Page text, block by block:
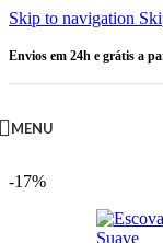
Skip to navigation
Envios em 24h e grátis a
MENU
-17%